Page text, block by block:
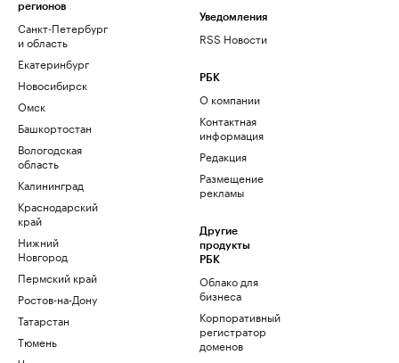
регионов
Санкт-Петербург
и область
Екатеринбург
Новосибирск
Омск
Башкортостан
Вологодская
область
Калининград
Краснодарский
край
Нижний
Новгород
Пермский край
Ростов-на-Дону
Татарстан
Тюмень
Уведомления
RSS Новости
РБК
О компании
Контактная
информация
Редакция
Размещение
рекламы
Другие
продукты
РБК
Облако для
бизнеса
Корпоративный
регистратор
доменов